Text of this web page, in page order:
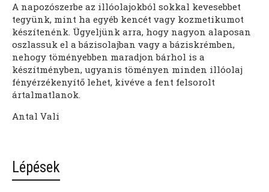
A napozószerbe az illóolajokból sokkal kevesebbet
tegyünk, mint ha egyéb kencét vagy kozmetikumot
készítenénk. Ügyeljünk arra, hogy nagyon alaposan
oszlassuk el a bázisolajban vagy a báziskrémben,
nehogy töményebben maradjon bárhol is a
készítményben, ugyanis töményen minden illóolaj
fényérzékenyítő lehet, kivéve a fent felsorolt
ártalmatlanok.
Antal Vali
Lépések